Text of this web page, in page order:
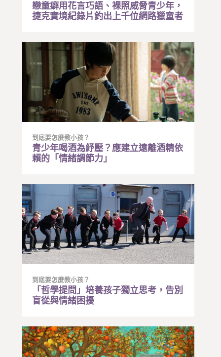
戀童癖用花言巧語、裸照威脅青少年，
捷克實境紀錄片釣出上千位網路獵童者
到底要怎麼教小孩？
青少年喝酒為紓壓？應建立遠離酒精依
賴的「情緒調節力」
到底要怎麼教小孩？
「哲學提問」培養孩子獨立思考，告別
盲從與情緒困擾